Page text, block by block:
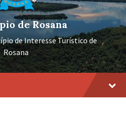
de Rosana
de Interesse Turístico de
Rosana